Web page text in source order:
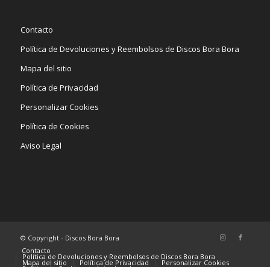
Contacto
Política de Devoluciones y Reembolsos de Discos Bora Bora
Mapa del sitio
Política de Privacidad
Personalizar Cookies
Política de Cookies
Aviso Legal
© Copyright - Discos Bora Bora
Contacto
Política de Devoluciones y Reembolsos de Discos Bora Bora
Mapa del sitio Política de Privacidad Personalizar Cookies